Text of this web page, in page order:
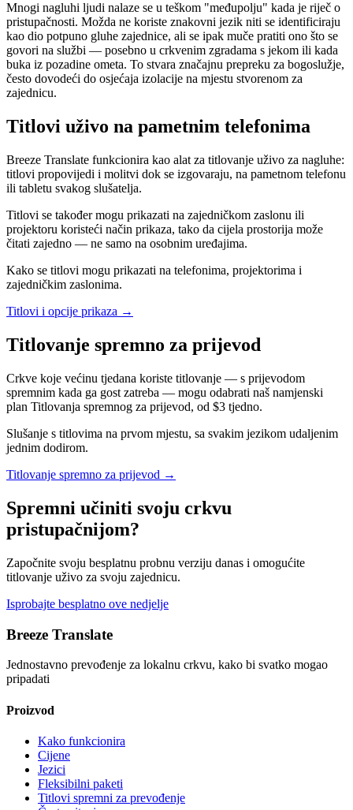
Mnogi nagluhi ljudi nalaze se u teškom "međupolju" kada je riječ o
pristupačnosti. Možda ne koriste znakovni jezik niti se identificiraju
kao dio potpuno gluhe zajednice, ali se ipak muče pratiti ono što se
govori na službi — posebno u crkvenim zgradama s jekom ili kada
buka iz pozadine ometa. To stvara značajnu prepreku za bogoslužje,
često dovodeći do osjećaja izolacije na mjestu stvorenom za
zajednicu.
Titlovi uživo na pametnim telefonima
Breeze Translate funkcionira kao alat za titlovanje uživo za nagluhe:
titlovi propovijedi i molitvi dok se izgovaraju, na pametnom telefonu
ili tabletu svakog slušatelja.
Titlovi se također mogu prikazati na zajedničkom zaslonu ili
projektoru koristeći način prikaza, tako da cijela prostorija može
čitati zajedno — ne samo na osobnim uređajima.
Kako se titlovi mogu prikazati na telefonima, projektorima i
zajedničkim zaslonima.
Titlovi i opcije prikaza →
Titlovanje spremno za prijevod
Crkve koje većinu tjedana koriste titlovanje — s prijevodom
spremnim kada ga gost zatreba — mogu odabrati naš namjenski
plan Titlovanja spremnog za prijevod, od $3 tjedno.
Slušanje s titlovima na prvom mjestu, sa svakim jezikom udaljenim
jednim dodirom.
Titlovanje spremno za prijevod →
Spremni učiniti svoju crkvu
pristupačnijom?
Započnite svoju besplatnu probnu verziju danas i omogućite
titlovanje uživo za svoju zajednicu.
Isprobajte besplatno ove nedjelje
Breeze Translate
Jednostavno prevođenje za lokalnu crkvu, kako bi svatko mogao
pripadati
Proizvod
Kako funkcionira
Cijene
Jezici
Fleksibilni paketi
Titlovi spremni za prevođenje